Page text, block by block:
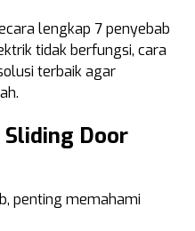
lengkap 7 penyebab
tidak berfungsi, cara
terbaik agar
Sliding Door
penting memahami